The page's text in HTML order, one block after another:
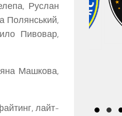
Руслан
Полянський,
Пивовар,
Машкова,
лайт-